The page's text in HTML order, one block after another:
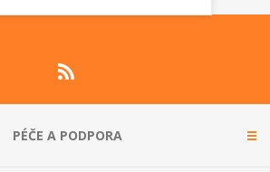
PÉČE A PODPORA